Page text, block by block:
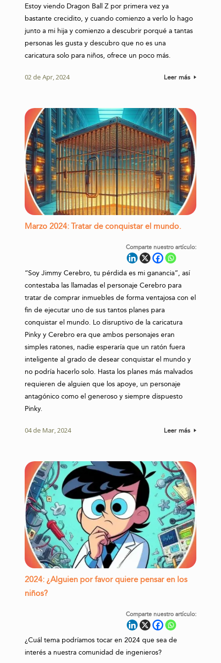
Estoy viendo Dragon Ball Z por primera vez ya
bastante crecidito, y cuando comienzo a verlo lo hago
junto a mi hija y comienzo a descubrir porqué a tantas
personas les gusta y descubro que no es una
caricatura solo para niños, ofrece un poco más.
02 de Apr, 2024 Leer más
Marzo 2024: Tratar de conquistar el mundo.
Comparte nuestro artículo:
“Soy Jimmy Cerebro, tu pérdida es mi ganancia”, así
contestaba las llamadas el personaje Cerebro para
tratar de comprar inmuebles de forma ventajosa con el
fin de ejecutar uno de sus tantos planes para
conquistar el mundo. Lo disruptivo de la caricatura
Pinky y Cerebro era que ambos personajes eran
simples ratones, nadie esperaría que un ratón fuera
inteligente al grado de desear conquistar el mundo y
no podría hacerlo solo. Hasta los planes más malvados
requieren de alguien que los apoye, un personaje
antagónico como el generoso y siempre dispuesto
Pinky.
04 de Mar, 2024 Leer más
2024: ¿Alguien por favor quiere pensar en los
niños?
Comparte nuestro artículo:
¿Cuál tema podríamos tocar en 2024 que sea de
interés a nuestra comunidad de ingenieros?